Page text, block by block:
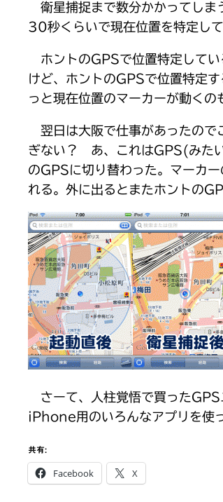
衛星捕捉まで数分かかってしま
30秒くらいで現在位置を特定し
ホントのGPSで位置特定してい
けど、ホントのGPSで位置特定
っと現在位置のマーカーが動くの
翌日は大阪で仕事があったので
ぎない？ あ、これはGPS(みた
のGPSに切り替わった。マーカ
れる。外に出るとまたホントの
さーて、人柱覚悟で買ったGPS
iPhone用のいろんなアプリを使
共有:
Facebook X